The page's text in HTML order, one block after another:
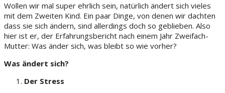
Wollen wir mal super ehrlich sein, natürlich ändert sich vieles
mit dem Zweiten Kind. Ein paar Dinge, von denen wir dachten
dass sie sich ändern, sind allerdings doch so geblieben. Also
hier ist er, der Erfahrungsbericht nach einem Jahr Zweifach-
Mutter: Was änder sich, was bleibt so wie vorher?
Was ändert sich?
Der Stress